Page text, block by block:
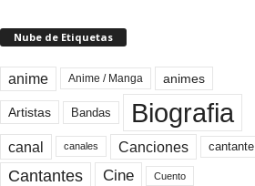
Nube de Etiquetas
anime Anime / Manga animes
Artistas Bandas Biografia
canal canales Canciones cantante
Cantantes Cine Cuento